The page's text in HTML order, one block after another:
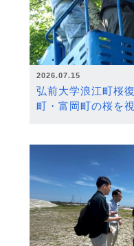
2026.07.15
弘前大学浪江町桜
町・富岡町の桜を